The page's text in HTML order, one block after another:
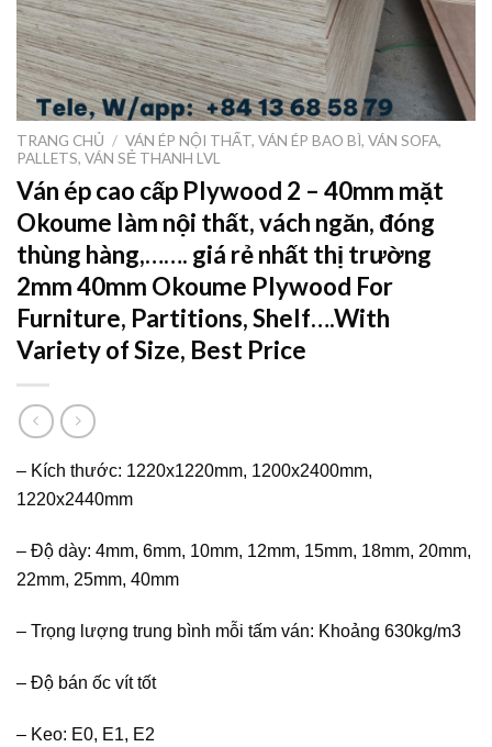
TRANG CHỦ / VÁN ÉP NỘI THẤT, VÁN ÉP BAO BÌ, VÁN SOFA,
PALLETS, VÁN SẺ THANH LVL
Ván ép cao cấp Plywood 2 – 40mm mặt
Okoume làm nội thất, vách ngăn, đóng
thùng hàng,……. giá rẻ nhất thị trường
2mm 40mm Okoume Plywood For
Furniture, Partitions, Shelf….With
Variety of Size, Best Price
– Kích thước: 1220x1220mm, 1200x2400mm,
1220x2440mm
– Độ dày: 4mm, 6mm, 10mm, 12mm, 15mm, 18mm, 20mm,
22mm, 25mm, 40mm
– Trọng lượng trung bình mỗi tấm ván: Khoảng 630kg/m3
– Độ bán ốc vít tốt
– Keo: E0, E1, E2